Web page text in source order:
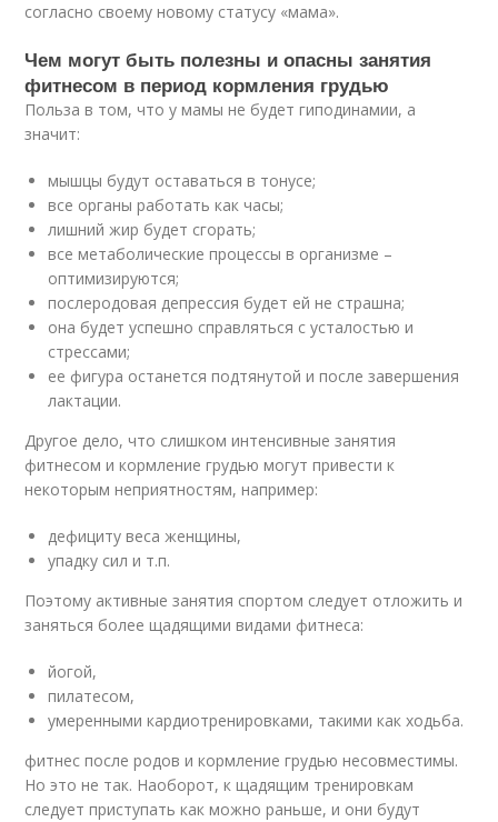
согласно своему новому статусу «мама».
Чем могут быть полезны и опасны занятия
фитнесом в период кормления грудью
Польза в том, что у мамы не будет гиподинамии, а
значит:
мышцы будут оставаться в тонусе;
все органы работать как часы;
лишний жир будет сгорать;
все метаболические процессы в организме –
оптимизируются;
послеродовая депрессия будет ей не страшна;
она будет успешно справляться с усталостью и
стрессами;
ее фигура останется подтянутой и после завершения
лактации.
Другое дело, что слишком интенсивные занятия
фитнесом и кормление грудью могут привести к
некоторым неприятностям, например:
дефициту веса женщины,
упадку сил и т.п.
Поэтому активные занятия спортом следует отложить и
заняться более щадящими видами фитнеса:
йогой,
пилатесом,
умеренными кардиотренировками, такими как ходьба.
фитнес после родов и кормление грудью несовместимы.
Но это не так. Наоборот, к щадящим тренировкам
следует приступать как можно раньше, и они будут